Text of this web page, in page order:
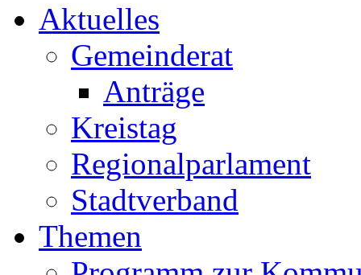
Aktuelles
Gemeinderat
Anträge
Kreistag
Regionalparlament
Stadtverband
Themen